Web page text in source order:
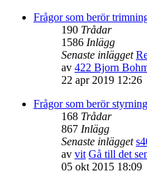
Frågor som berör
190 Trådar
1586 Inlägg
Senaste inlägget
av 422 Bjorn
22 apr 2019 12:26
Frågor som berör
168 Trådar
867 Inlägg
Senaste inlägget
av vit Gå till det
05 okt 2015 18:09